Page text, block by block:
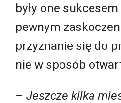
były one
pewnym
przyznanie się do
nie w sposób
– Jeszcze kilka